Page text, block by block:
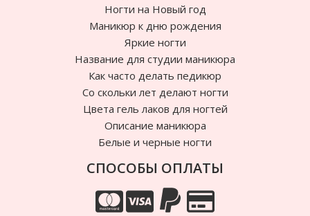
Ногти на Новый год
Маникюр к дню рождения
Яркие ногти
Название для студии маникюра
Как часто делать педикюр
Cо скольки лет делают ногти
Цвета гель лаков для ногтей
Описание маникюра
Белые и черные ногти
СПОСОБЫ ОПЛАТЫ